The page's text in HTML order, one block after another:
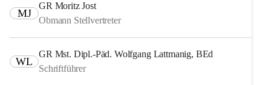
MJ
GR Moritz Jost
Obmann Stellvertreter
WL
GR Mst. Dipl.-Päd. Wolfgang Lattmanig, BEd
Schriftführer